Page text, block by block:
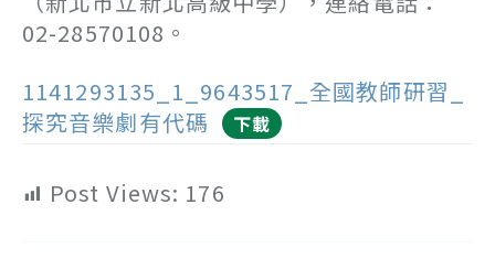
02-28570108。
1141293135_1_9643517_全國教師研習_
探究音樂劇有代碼
下載
Post Views: 176